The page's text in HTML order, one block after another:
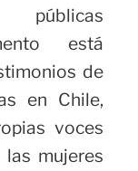
públicas
está
de
en Chile,
voces
mujeres